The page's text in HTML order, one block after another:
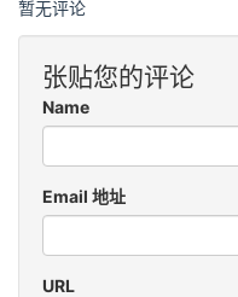
暂无评论
张贴您的评论
Name
Email 地址
URL